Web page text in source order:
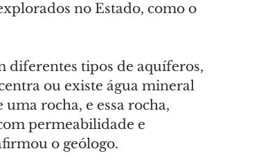
no Estado, como o
diferentes tipos de aquíferos,
ou existe água mineral
rocha, e essa rocha,
permeabilidade e
o geólogo.